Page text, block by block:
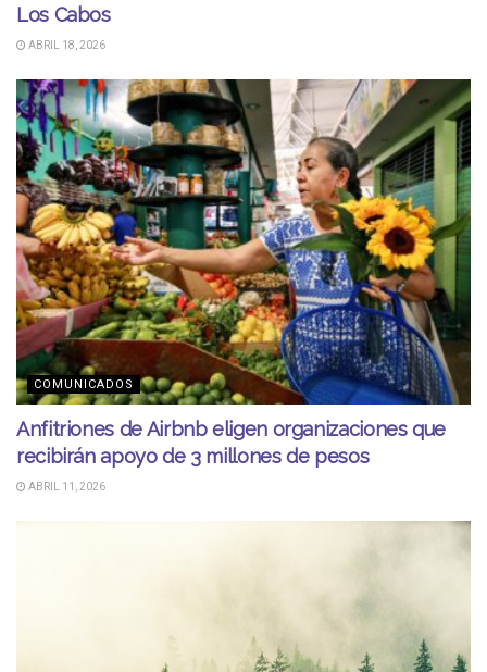
Los Cabos
ABRIL 18, 2026
COMUNICADOS
Anfitriones de Airbnb eligen organizaciones que
recibirán apoyo de 3 millones de pesos
ABRIL 11, 2026